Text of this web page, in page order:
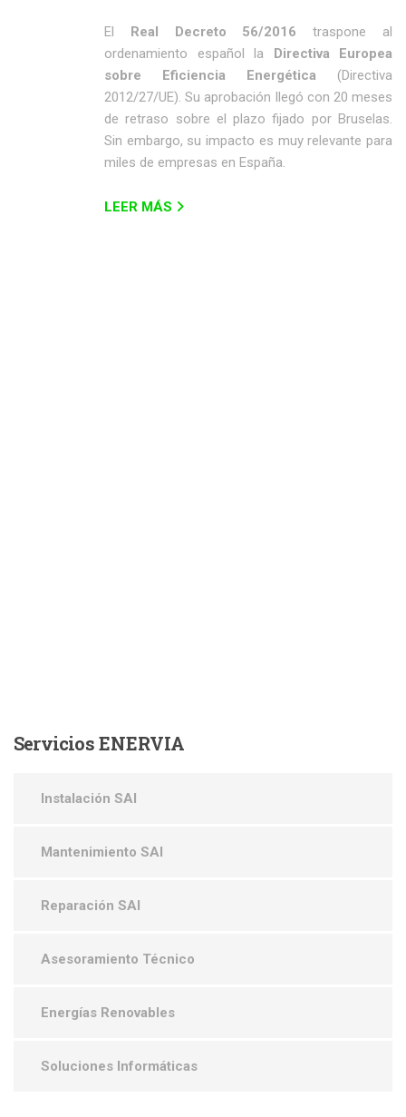
El Real Decreto 56/2016 traspone al
ordenamiento español la Directiva Europea
sobre Eficiencia Energética (Directiva
2012/27/UE). Su aprobación llegó con 20 meses
de retraso sobre el plazo fijado por Bruselas.
Sin embargo, su impacto es muy relevante para
miles de empresas en España.
LEER MÁS
ServiciosENERVIA
Instalación SAI
Mantenimiento SAI
Reparación SAI
Asesoramiento Técnico
Energías Renovables
Soluciones Informáticas